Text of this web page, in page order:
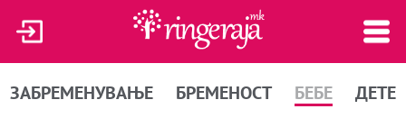
ЗАБРЕМЕНУВАЊЕ БРЕМЕНОСТ БЕБЕ ДЕТЕ